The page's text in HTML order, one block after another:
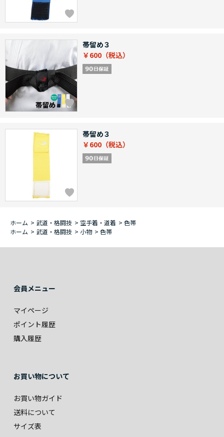
帯留め３
￥600
帯留め３
￥600
ホーム > 武道・格闘技 > 空手着・道着 > 色帯
ホーム > 武道・格闘技 > 小物 > 色帯
会員メニュー
マイページ
ポイント履歴
購入履歴
お買い物について
お買い物ガイド
送料について
サイズ表